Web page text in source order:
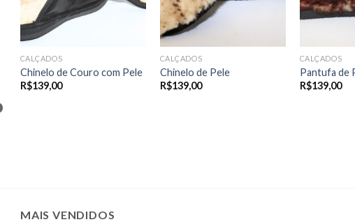
CALÇADOS
Chinelo de Couro com Pele
R$139,00
CALÇADOS
Chinelo de Pele
R$139,00
CALÇADOS
Pantufa de
R$139,00
MAIS VENDIDOS